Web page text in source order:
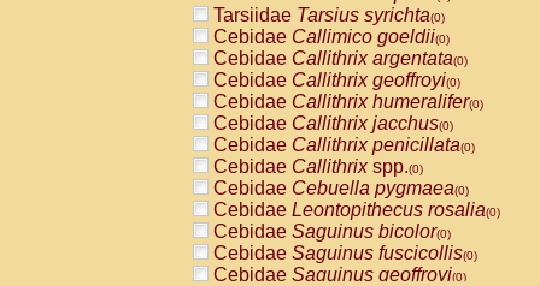
Tarsiidae Tarsius syrichta(0)
Cebidae Callimico goeldii(0)
Cebidae Callithrix argentata(0)
Cebidae Callithrix geoffroyi(0)
Cebidae Callithrix humeralifer(0)
Cebidae Callithrix jacchus(0)
Cebidae Callithrix penicillata(0)
Cebidae Callithrixspp.(0)
Cebidae Cebuella pygmaea(0)
Cebidae Leontopithecus rosalia(0)
Cebidae Saguinus bicolor(0)
Cebidae Saguinus fuscicollis(0)
Cebidae Saguinus geoffroyi(0)